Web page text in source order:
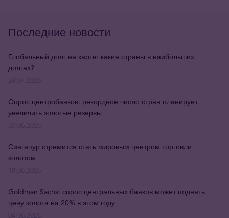
Последние новости
Глобальный долг на карте: какие страны в наибольших
долгах?
Опрос центробанков: рекордное число стран планирует
увеличить золотые резервы
Сингапур стремится стать мировым центром торговли
золотом
Goldman Sachs: спрос центральных банков может поднять
цену золота на 20% в этом году